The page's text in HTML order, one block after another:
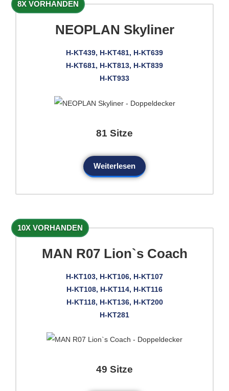
8X VORHANDEN
NEOPLAN Skyliner
H-KT439, H-KT481, H-KT639
H-KT681, H-KT813, H-KT839
H-KT933
81 Sitze
Weiterlesen
10X VORHANDEN
MAN R07 Lion`s Coach
H-KT103, H-KT106, H-KT107
H-KT108, H-KT114, H-KT116
H-KT118, H-KT136, H-KT200
H-KT281
49 Sitze